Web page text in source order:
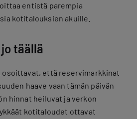
entistä parempia
kotitalouksien akuille.
täällä
että reservimarkkinat
haave vaan tämän päivän
hinnat heiluvat ja verkon
kotitaloudet ottavat